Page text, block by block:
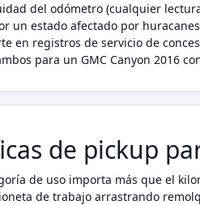
del odómetro (cualquier
un estado afectado por
en registros de servicio de
para un GMC Canyon 2016
de pickup
de uso importa más que el
de trabajo arrastrando